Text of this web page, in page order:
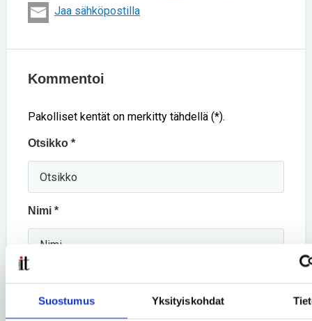
Suostumus Yksityiskohdat
Jaa sähköpostilla
Kommentoi
Pakolliset kentät on merkitty tähdellä (*).
Otsikko *
Nimi *